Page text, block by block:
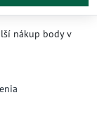
nákup body v